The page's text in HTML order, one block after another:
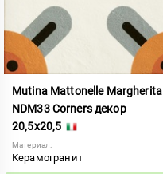
Mutina Mattonelle Margherita
NDM33 Corners декор
20,5x20,5
Материал:
Керамогранит